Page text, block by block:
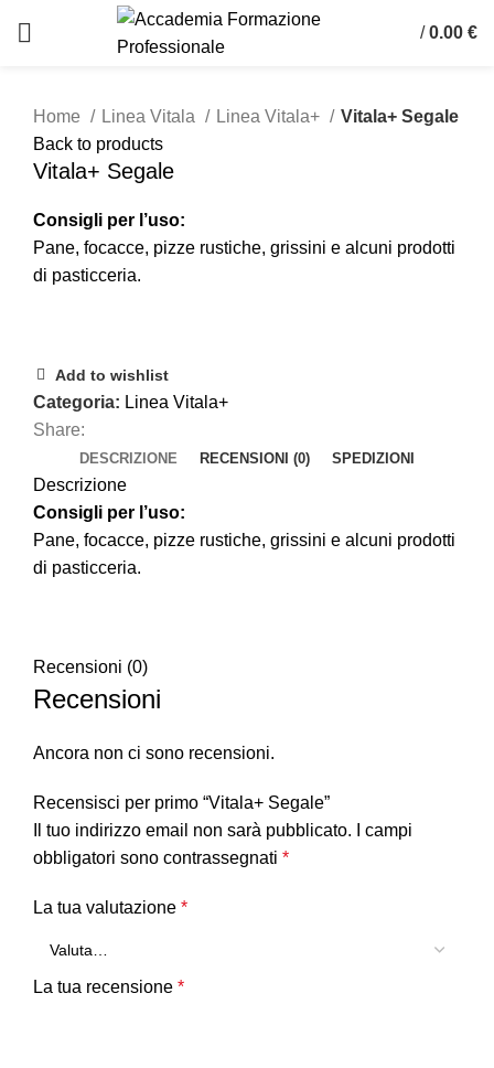
/ 0.00 €
Home
Linea Vitala Linea Vitala+
Vitala+ Segale
Back to products
Vitala+ Segale
Consigli per l’uso:
Pane, focacce, pizze rustiche, grissini e alcuni prodotti
di pasticceria.
Add to wishlist
Categoria: Linea Vitala+
Share:
DESCRIZIONE RECENSIONI (0) SPEDIZIONI
Descrizione
Consigli per l’uso:
Pane, focacce, pizze rustiche, grissini e alcuni prodotti
di pasticceria.
Recensioni (0)
Recensioni
Ancora non ci sono recensioni.
Recensisci per primo “Vitala+ Segale”
Il tuo indirizzo email non sarà pubblicato.
I campi
obbligatori sono contrassegnati *
La tua valutazione *
La tua recensione *